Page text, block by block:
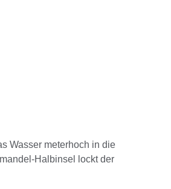
Wasser meterhoch in die
Halbinsel lockt der